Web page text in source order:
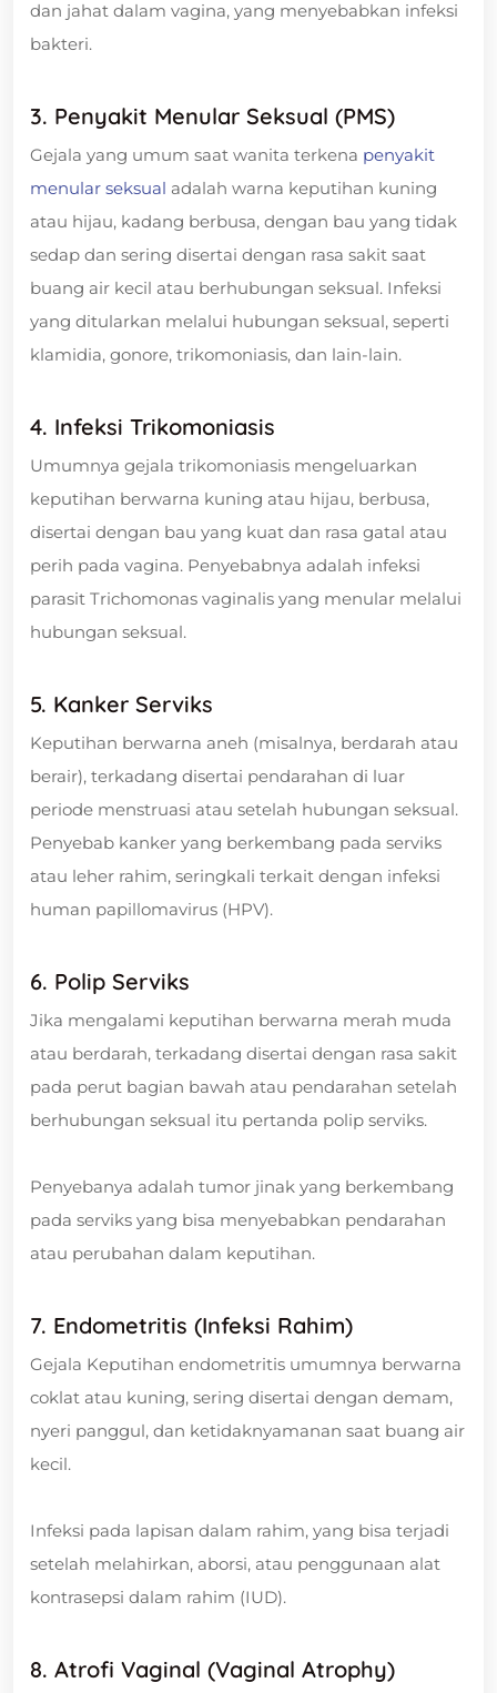
dan jahat dalam vagina, yang menyebabkan infeksi
bakteri.
3. Penyakit Menular Seksual (PMS)
Gejala yang umum saat wanita terkena penyakit
menular seksual adalah warna keputihan kuning
atau hijau, kadang berbusa, dengan bau yang tidak
sedap dan sering disertai dengan rasa sakit saat
buang air kecil atau berhubungan seksual. Infeksi
yang ditularkan melalui hubungan seksual, seperti
klamidia, gonore, trikomoniasis, dan lain-lain.
4. Infeksi Trikomoniasis
Umumnya gejala trikomoniasis mengeluarkan
keputihan berwarna kuning atau hijau, berbusa,
disertai dengan bau yang kuat dan rasa gatal atau
perih pada vagina. Penyebabnya adalah infeksi
parasit Trichomonas vaginalis yang menular melalui
hubungan seksual.
5. Kanker Serviks
Keputihan berwarna aneh (misalnya, berdarah atau
berair), terkadang disertai pendarahan di luar
periode menstruasi atau setelah hubungan seksual.
Penyebab kanker yang berkembang pada serviks
atau leher rahim, seringkali terkait dengan infeksi
human papillomavirus (HPV).
6. Polip Serviks
Jika mengalami keputihan berwarna merah muda
atau berdarah, terkadang disertai dengan rasa sakit
pada perut bagian bawah atau pendarahan setelah
berhubungan seksual itu pertanda polip serviks.
Penyebanya adalah tumor jinak yang berkembang
pada serviks yang bisa menyebabkan pendarahan
atau perubahan dalam keputihan.
7. Endometritis (Infeksi Rahim)
Gejala Keputihan endometritis umumnya berwarna
coklat atau kuning, sering disertai dengan demam,
nyeri panggul, dan ketidaknyamanan saat buang air
kecil.
Infeksi pada lapisan dalam rahim, yang bisa terjadi
setelah melahirkan, aborsi, atau penggunaan alat
kontrasepsi dalam rahim (IUD).
8. Atrofi Vaginal (Vaginal Atrophy)